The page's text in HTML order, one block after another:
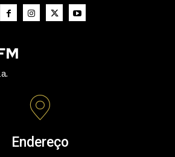
Endereço